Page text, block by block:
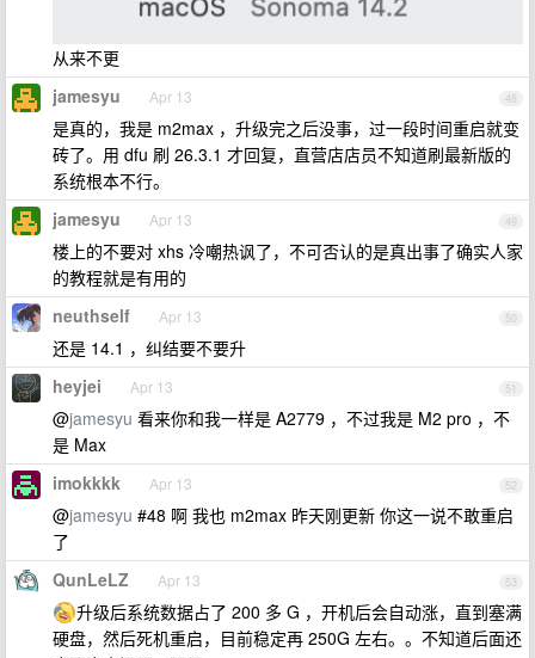
从来不更
48
jamesyu Apr 13
是真的，我是 m2max ，升级完之后没事，过一段时间重启就变
砖了。用 dfu 刷 26.3.1 才回复，直营店店员不知道刷最新版的
系统根本不行。
49
jamesyu Apr 13
楼上的不要对 xhs 冷嘲热讽了，不可否认的是真出事了确实人家
的教程就是有用的
50
neuthself Apr 13
还是 14.1 ，纠结要不要升
51
heyjei Apr 13
@jamesyu 看来你和我一样是 A2779 ，不过我是 M2 pro ，不
是 Max
52
imokkkk Apr 13
@jamesyu #48 啊 我也 m2max 昨天刚更新 你这一说不敢重启
了
53
QunLeLZ Apr 13
升级后系统数据占了 200 多 G ，开机后会自动涨，直到塞满
硬盘，然后死机重启，目前稳定再 250G 左右。。不知道后面还